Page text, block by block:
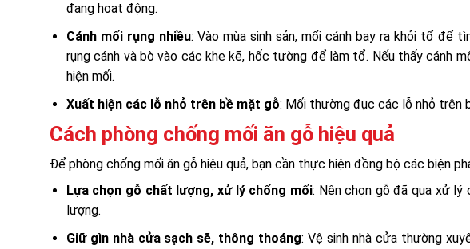
đang hoạt động.
Cánh mối rụng nhiều: Vào mùa sinh sản, mối cánh bay ra khỏi tổ để
rụng cánh và bò vào các khe kẽ, hốc tường để làm tổ. Nếu thấy cánh
hiện mối.
Xuất hiện các lỗ nhỏ trên bề mặt gỗ: Mối thường đục các lỗ nhỏ trên
Cách phòng chống mối ăn gỗ hiệu quả
Để phòng chống mối ăn gỗ hiệu quả, bạn cần thực hiện đồng bộ các biện
Lựa chọn gỗ chất lượng, xử lý chống mối: Nên chọn gỗ đã qua xử
lượng.
Giữ gìn nhà cửa sạch sẽ, thông thoáng: Vệ sinh nhà cửa thường